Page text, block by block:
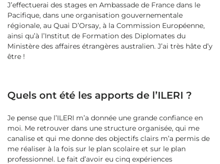
J’effectuerai des stages en Ambassade de France dans le
Pacifique, dans une organisation gouvernementale
régionale, au Quai D’Orsay, à la Commission Européenne,
ainsi qu’à l’Institut de Formation des Diplomates du
Ministère des affaires étrangères australien. J’ai très hâte d’y
être !
Quels ont été les apports de l’ILERI ?
Je pense que l’ILERI m’a donnée une grande confiance en
moi. Me retrouver dans une structure organisée, qui me
canalise et qui me donne des objectifs clairs m’a permis de
me réaliser à la fois sur le plan scolaire et sur le plan
professionnel. Le fait d’avoir eu cinq expériences